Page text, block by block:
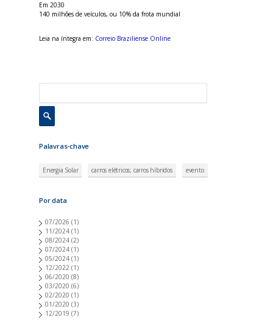
Em 2030
140 milhões de veículos, ou 10% da frota mundial
Leia na íntegra em: Correio Braziliense Online
Palavras-chave
Energia Solar carros elétricos; carros híbridos evento
Por data
07/2026 (1)
11/2024 (1)
08/2024 (2)
07/2024 (1)
05/2024 (1)
12/2022 (1)
06/2020 (8)
03/2020 (6)
02/2020 (1)
01/2020 (3)
12/2019 (7)